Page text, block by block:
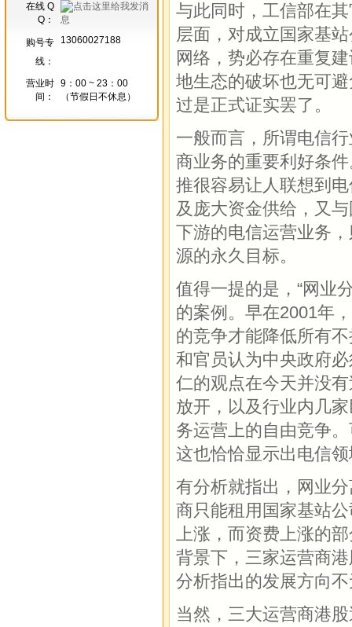
在线 Q
Q：
购号专
线：
13060027188
营业时
间：
9：00 ~ 23：00
（节假日不休息）
与此同时，工信部在
层面，对成立国家基
网络，势必存在重复
地生态的破坏也无可
过是正式证实罢了。
一般而言，所谓电信
商业务的重要利好条
推很容易让人联想到
及庞大资金供给，又
下游的电信运营业务
源的永久目标。
值得一提的是，“网业
的案例。早在2001年
的竞争才能降低所有
和官员认为中央政府
仁的观点在今天并没
放开，以及行业内几
务运营上的自由竞争
这也恰恰显示出电信
有分析就指出，网业
商只能租用国家基站
上涨，而资费上涨的
背景下，三家运营商
分析指出的发展方向
当然，三大运营商港